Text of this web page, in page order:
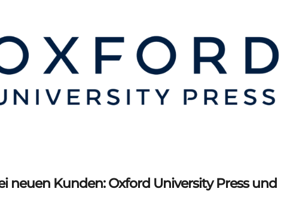
neuen Kunden: Oxford University Press und